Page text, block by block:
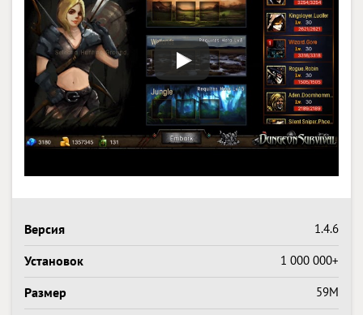
Версия 1.4.6
Установок 1 000 000+
Размер 59M